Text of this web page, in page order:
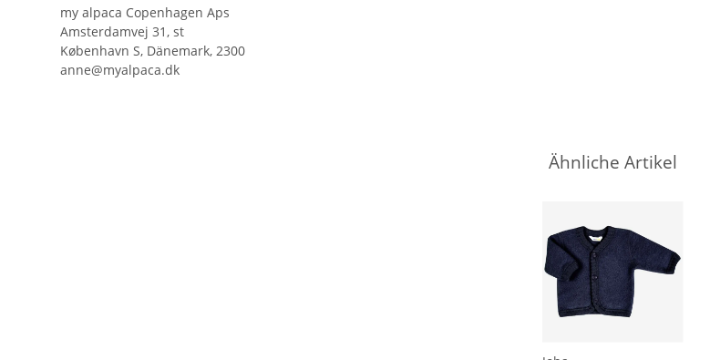
my alpaca Copenhagen Aps
Amsterdamvej 31, st
København S, Dänemark, 2300
anne@myalpaca.dk
Ähnliche Artikel